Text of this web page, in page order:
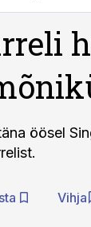
öösel
Vihja